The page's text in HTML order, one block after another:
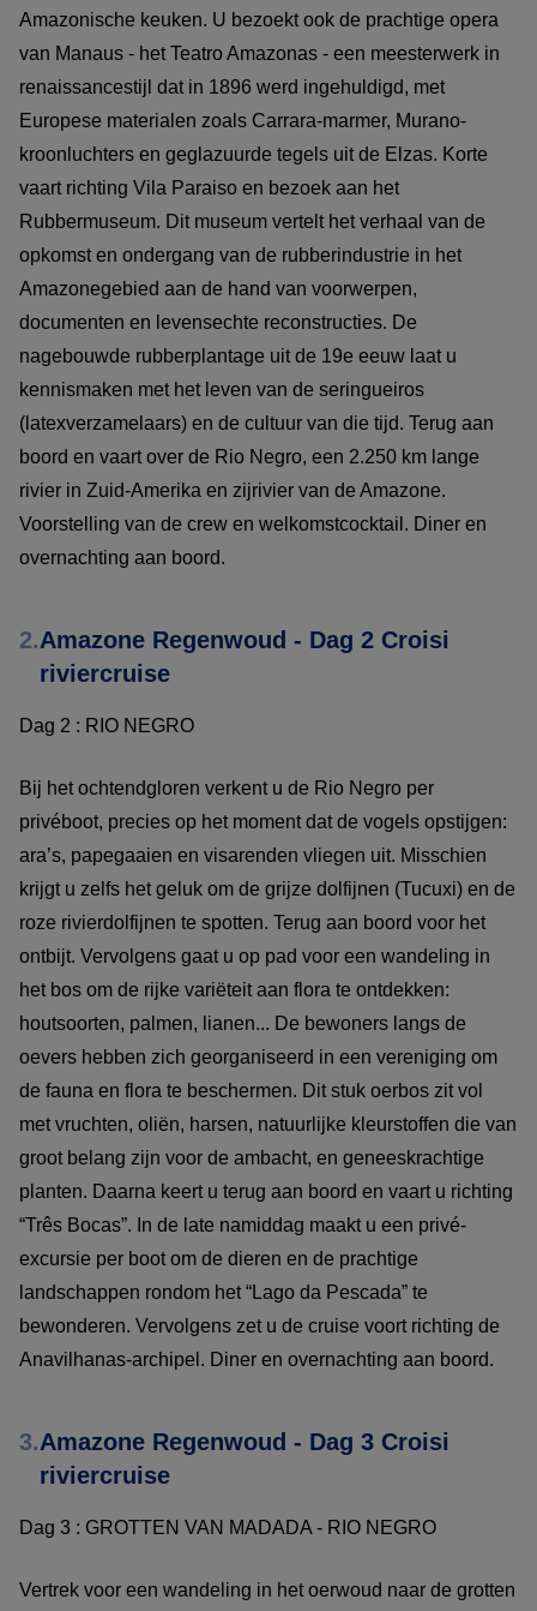
Amazonische keuken. U bezoekt ook de prachtige opera
van Manaus - het Teatro Amazonas - een meesterwerk in
renaissancestijl dat in 1896 werd ingehuldigd, met
Europese materialen zoals Carrara-marmer, Murano-
kroonluchters en geglazuurde tegels uit de Elzas. Korte
vaart richting Vila Paraiso en bezoek aan het
Rubbermuseum. Dit museum vertelt het verhaal van de
opkomst en ondergang van de rubberindustrie in het
Amazonegebied aan de hand van voorwerpen,
documenten en levensechte reconstructies. De
nagebouwde rubberplantage uit de 19e eeuw laat u
kennismaken met het leven van de seringueiros
(latexverzamelaars) en de cultuur van die tijd. Terug aan
boord en vaart over de Rio Negro, een 2.250 km lange
rivier in Zuid-Amerika en zijrivier van de Amazone.
Voorstelling van de crew en welkomstcocktail. Diner en
overnachting aan boord.
2.Amazone Regenwoud - Dag 2 Croisi
riviercruise
Dag 2 : RIO NEGRO
Bij het ochtendgloren verkent u de Rio Negro per
privéboot, precies op het moment dat de vogels opstijgen:
ara’s, papegaaien en visarenden vliegen uit. Misschien
krijgt u zelfs het geluk om de grijze dolfijnen (Tucuxi) en de
roze rivierdolfijnen te spotten. Terug aan boord voor het
ontbijt. Vervolgens gaat u op pad voor een wandeling in
het bos om de rijke variëteit aan flora te ontdekken:
houtsoorten, palmen, lianen... De bewoners langs de
oevers hebben zich georganiseerd in een vereniging om
de fauna en flora te beschermen. Dit stuk oerbos zit vol
met vruchten, oliën, harsen, natuurlijke kleurstoffen die van
groot belang zijn voor de ambacht, en geneeskrachtige
planten. Daarna keert u terug aan boord en vaart u richting
“Três Bocas”. In de late namiddag maakt u een privé-
excursie per boot om de dieren en de prachtige
landschappen rondom het “Lago da Pescada” te
bewonderen. Vervolgens zet u de cruise voort richting de
Anavilhanas-archipel. Diner en overnachting aan boord.
3.Amazone Regenwoud - Dag 3 Croisi
riviercruise
Dag 3 : GROTTEN VAN MADADA - RIO NEGRO
Vertrek voor een wandeling in het oerwoud naar de grotten